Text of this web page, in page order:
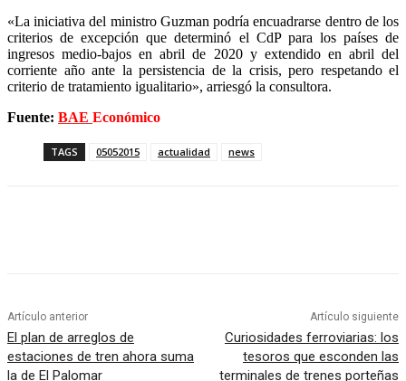
«La iniciativa del ministro Guzman podría encuadrarse dentro de los
criterios de excepción que determinó el CdP para los países de
ingresos medio-bajos en abril de 2020 y extendido en abril del
corriente año ante la persistencia de la crisis, pero respetando el
criterio de tratamiento igualitario», arriesgó la consultora.
Fuente: BAE Económico
TAGS 05052015 actualidad news
Artículo anterior
El plan de arreglos de
estaciones de tren ahora suma
la de El Palomar
Artículo siguiente
Curiosidades ferroviarias: los
tesoros que esconden las
terminales de trenes porteñas